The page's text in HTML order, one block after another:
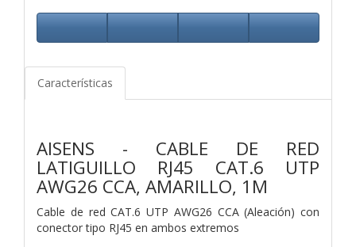
Características
AISENS - CABLE DE RED
LATIGUILLO RJ45 CAT.6 UTP
AWG26 CCA, AMARILLO, 1M
Cable de red CAT.6 UTP AWG26 CCA (Aleación) con
conector tipo RJ45 en ambos extremos